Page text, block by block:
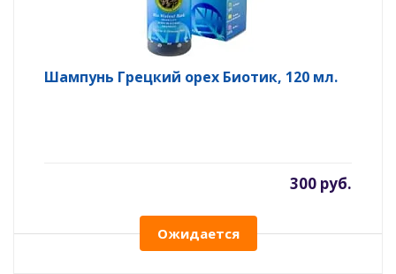
Шампунь Грецкий орех Биотик, 120 мл.
300 руб.
Ожидается